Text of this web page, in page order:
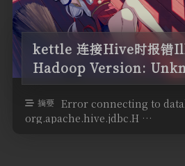
kettle 连接Hive时报错
Hadoop Version:
摘要 Error connecting to
org.apache.hive.jdbc.H …